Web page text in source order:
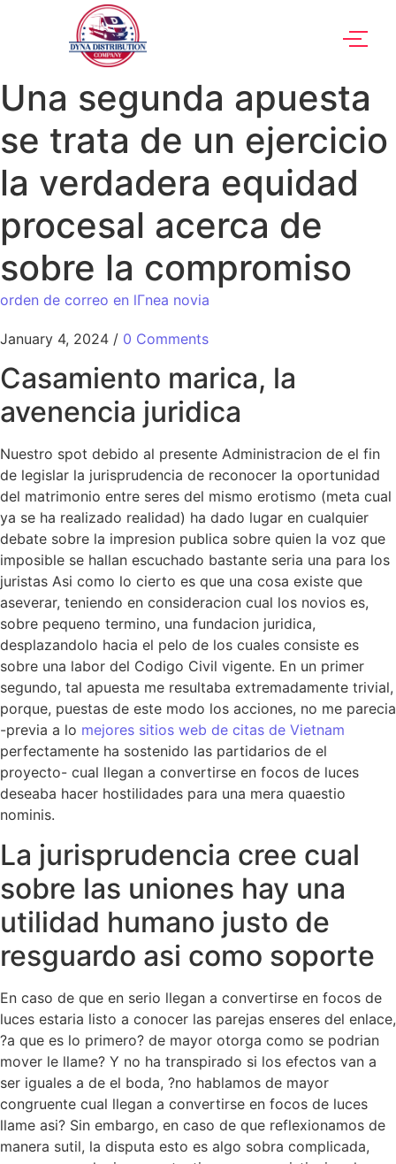
Una segunda apuesta
se trata de un ejercicio
la verdadera equidad
procesal acerca de
sobre la compromiso
orden de correo en lГ­nea novia
January 4, 2024 / 0 Comments
Casamiento marica, la
avenencia juridica
Nuestro spot debido al presente Administracion de el fin
de legislar la jurisprudencia de reconocer la oportunidad
del matrimonio entre seres del mismo erotismo (meta cual
ya se ha realizado realidad) ha dado lugar en cualquier
debate sobre la impresion publica sobre quien la voz que
imposible se hallan escuchado bastante seri­a una para los
juristas Asi­ como lo cierto es que una cosa existe que
aseverar, teniendo en consideracion cual los novios es,
sobre pequeno termino, una fundacion juridica,
desplazandolo hacia el pelo de los cuales consiste es
sobre una labor del Codigo Civil vigente. En un primer
segundo, tal apuesta me resultaba extremadamente trivial,
porque, puestas de este modo los acciones, no me parecia
-previa a lo mejores sitios web de citas de Vietnam
perfectamente ha sostenido las partidarios de el
proyecto- cual llegan a convertirse en focos de luces
deseaba hacer hostilidades para una mera quaestio
nominis.
La jurisprudencia cree cual
sobre las uniones hay una
utilidad humano justo de
resguardo asi­ como soporte
En caso de que en serio llegan a convertirse en focos de
luces estaria listo a conocer las parejas enseres del enlace,
?a que es lo primero? de mayor otorga como se podri­an
mover le llame? Y no ha transpirado si los efectos van a
ser iguales a de el boda, ?no hablamos de mayor
congruente cual llegan a convertirse en focos de luces
llame asi? Sin embargo, en caso de que reflexionamos de
manera sutil, la disputa esto es algo sobra complicada,